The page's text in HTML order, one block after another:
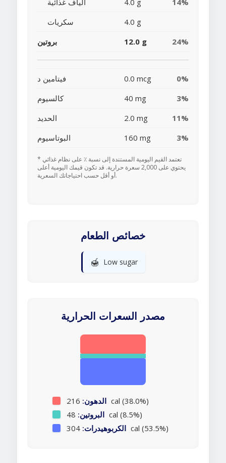
ألياف غذائية 4.0 g
14%
سكريات
4.0 g
بروتين
12.0 g 24%
فيتامين د 0.0 mcg
0%
كالسيوم
40 mg
3%
الحديد
2.0 mg
11%
البوتاسيوم
160 mg 3%
* تعتمد القيم اليومية المستندة إلى نسبة ٪ على نظام غذائي
يحتوي على 2,000 سعرة حرارية. قد تكون قيمك اليومية أعلى
أو أقل حسب احتياجاتك السعرية.
خصائص الطعام
🍯 Low sugar
مصدر السعرات الحرارية
الدهون: 216 cal (38.0%)
البروتين: 48 cal (8.5%)
الكربوهيدرات: 304 cal (53.5%)